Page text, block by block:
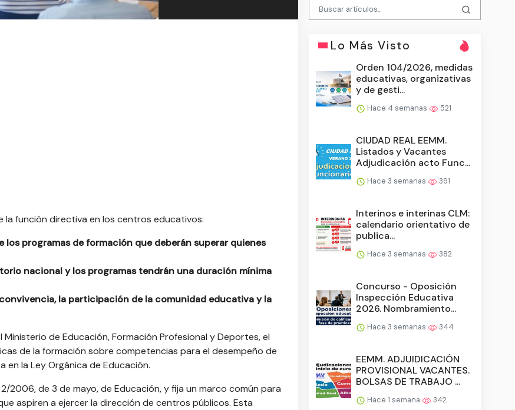
la función directiva en los centros educativos:
programas de formación que deberán superar quienes
nacional y los programas tendrán una duración mínima
la participación de la comunidad educativa y la
de Educación, Formación Profesional y Deportes, el
de la formación sobre competencias para el desempeño de
la Ley Orgánica de Educación.
2006, de 3 de mayo, de Educación, y fija un marco común para
aspiren a ejercer la dirección de centros públicos. Esta
Lo Más Visto
Orden 104/2026, medidas
educativas, organizativas
y de gesti...
Hace 4 semanas 521
CIUDAD REAL EEMM.
Listados y Vacantes
Adjudicación acto Func...
Hace 3 semanas 391
Interinos e interinas CLM:
calendario orientativo de
publica...
Hace 3 semanas 382
Concurso - Oposición
Inspección Educativa
2026. Nombramiento...
Hace 3 semanas 344
EEMM. ADJUIDICACIÓN
PROVISIONAL VACANTES.
BOLSAS DE TRABAJO ...
Hace 1 semana 342